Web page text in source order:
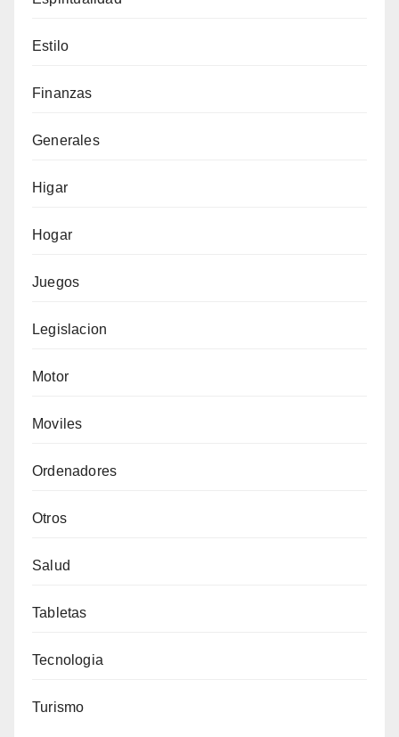
Estilo
Finanzas
Generales
Higar
Hogar
Juegos
Legislacion
Motor
Moviles
Ordenadores
Otros
Salud
Tabletas
Tecnologia
Turismo